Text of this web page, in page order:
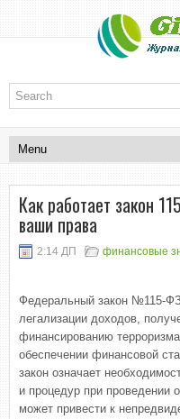
Как работает закон
ваши права
2:14 ДП финансовые
Федеральный закон №115-
легализации доходов,
финансированию
обеспечении финансовой
закон означает
и процедур при проведении
может привести к